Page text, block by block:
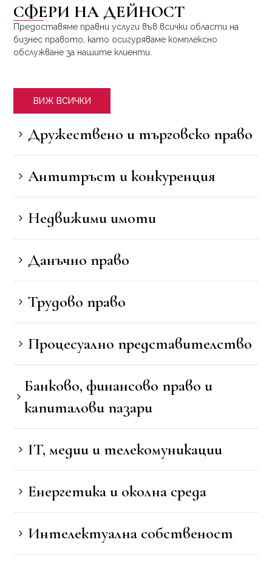
СФЕРИ НА ДЕЙНОСТ
Предоставяме правни услуги във всички области на
бизнес правото, като осигуряваме комплексно
обслужване за нашите клиенти.
ВИЖ ВСИЧКИ
Дружествено и търговско право
Антитръст и конкуренция
Недвижими имоти
Данъчно право
Трудово право
Процесуално представителство
Банково, финансово право и
капиталови пазари
IT, медии и телекомуникации
Енергетика и околна среда
Интелектуална собственост